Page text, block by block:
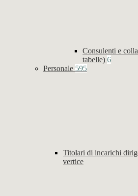
Consulenti e
tabelle) 6
Personale 595
Titolari di incarichi
vertice